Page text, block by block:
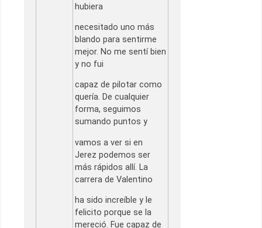
hubiera
necesitado uno más
blando para sentirme
mejor. No me sentí bien
y no fui
capaz de pilotar como
quería. De cualquier
forma, seguimos
sumando puntos y
vamos a ver si en
Jerez podemos ser
más rápidos allí. La
carrera de Valentino
ha sido increíble y le
felicito porque se la
mereció. Fue capaz de